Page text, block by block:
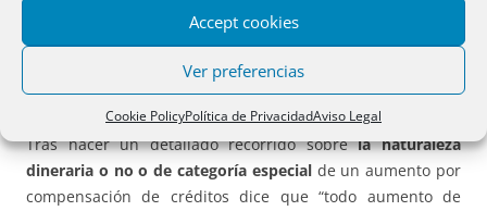
Accept cookies
Ver preferencias
Cookie PolicyPolítica de PrivacidadAviso Legal
el registrador en su informe desiste del primer defecto
revocalos otrosdos defectos
de calificación.
Tras hacer un detallado recorrido sobrela naturaleza
dineraria o no o de categoría especialde un aumento por
compensación de créditos dice que “todo aumento de